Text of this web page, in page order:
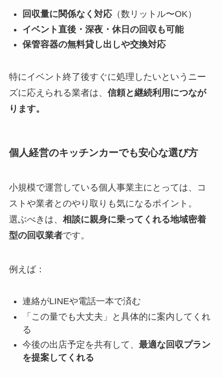
回収量に関係なく対応（数リットル〜OK）
イベント直後・深夜・休日の回収も可能
保管容器の無料貸し出しや交換対応
特にイベント終了後すぐに処理したいというニー
ズに応えられる業者は、 信頼と継続利用につなが
ります。
個人経営のキッチンカーでも安心な選び方
小規模で運営している個人事業主にとっては、コ
ストや業者とのやり取りも気になるポイント。
選ぶべきは、 相談に親身に乗ってくれる地域密着
型の回収業者です。
例えば：
連絡がLINEや電話一本で済む
「この量でも大丈夫」と具体的に案内してくれ
る
今後の出店予定を共有して、 最適な回収プラン
を提案してくれる